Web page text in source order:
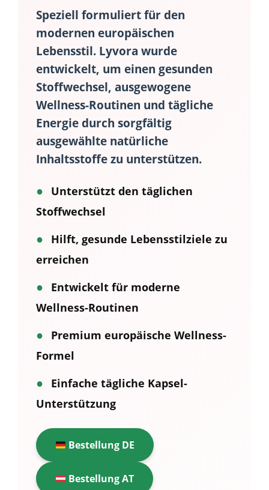
Speziell formuliert für den
modernen europäischen
Lebensstil. Lyvora wurde
entwickelt, um einen gesunden
Stoffwechsel, ausgewogene
Wellness-Routinen und tägliche
Energie durch sorgfältig
ausgewählte natürliche
Inhaltsstoffe zu unterstützen.
●
Unterstützt den täglichen
Stoffwechsel
●
Hilft, gesunde Lebensstilziele zu
erreichen
●
Entwickelt für moderne
Wellness-Routinen
●
Premium europäische Wellness-
Formel
●
Einfache tägliche Kapsel-
Unterstützung
Bestellung DE
Bestellung AT